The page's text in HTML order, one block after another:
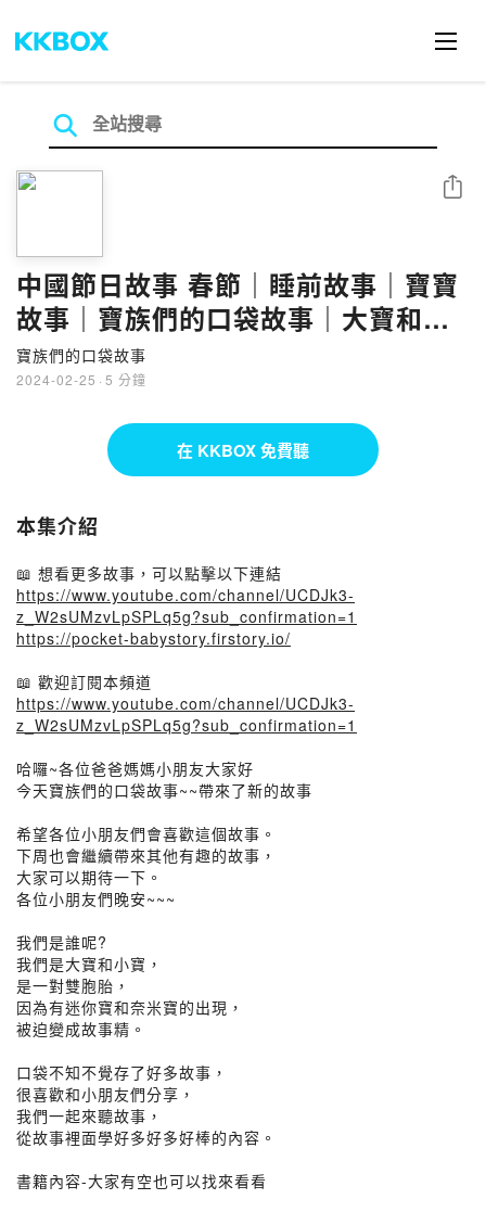
中國節日故事 春節｜睡前故事｜寶寶
故事｜寶族們的口袋故事｜大寶和小
寶｜寶寶睡前故事｜口袋故事｜說故
事給小朋友聽｜講故事給小朋友聽｜
講故事給我聽
寶族們的口袋故事
2024-02-25 · 5 分鐘
分享
在 KKBOX 免費聽
本集介紹
📖 想看更多故事，可以點擊以下連結
https://www.youtube.com/channel/UCDJk3-
z_W2sUMzvLpSPLq5g?sub_confirmation=1
https://pocket-babystory.firstory.io/
📖 歡迎訂閱本頻道
https://www.youtube.com/channel/UCDJk3-
z_W2sUMzvLpSPLq5g?sub_confirmation=1
哈囉~各位爸爸媽媽小朋友大家好
今天寶族們的口袋故事~~帶來了新的故事
希望各位小朋友們會喜歡這個故事。
下周也會繼續帶來其他有趣的故事，
大家可以期待一下。
各位小朋友們晚安~~~
我們是誰呢?
我們是大寶和小寶，
是一對雙胞胎，
因為有迷你寶和奈米寶的出現，
被迫變成故事精。
口袋不知不覺存了好多故事，
很喜歡和小朋友們分享，
我們一起來聽故事，
從故事裡面學好多好多好棒的內容。
書籍內容-大家有空也可以找來看看